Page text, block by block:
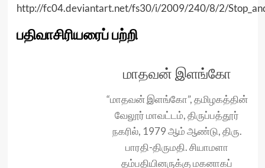
http://fc04.deviantart.net/fs30/i/2009/240/8/2/
பதிவாசிரியரைப் பற்றி
மாதவன் இளங்கோ
“மாதவன் இளங்கோ”, தமிழகத்தின்
வேலூர் மாவட்டம், திருப்பத்தூர்
நகரில், 1979 ஆம் ஆண்டு, திரு.
பாரதி-திருமதி. சியாமளா
தம்பதியினருக்கு மகனாகப்